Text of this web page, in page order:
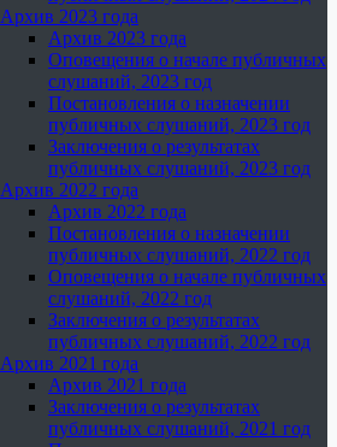
Архив 2023 года
Архив 2023 года
Оповещения о начале публичных
слушаний, 2023 год
Постановления о назначении
публичных слушаний, 2023 год
Заключения о результатах
публичных слушаний, 2023 год
Архив 2022 года
Архив 2022 года
Постановления о назначении
публичных слушаний, 2022 год
Оповещения о начале публичных
слушаний, 2022 год
Заключения о результатах
публичных слушаний, 2022 год
Архив 2021 года
Архив 2021 года
Заключения о результатах
публичных слушаний, 2021 год